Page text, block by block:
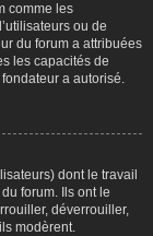
comme les
ou de
du forum a attribuées
les capacités de
a autorisé.
dont le travail
forum. Ils ont le
déverrouiller,
modèrent.